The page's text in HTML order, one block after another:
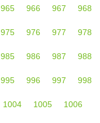
965 966 967 968
975 976 977 978
985 986 987 988
995 996 997 998
1004 1005 1006